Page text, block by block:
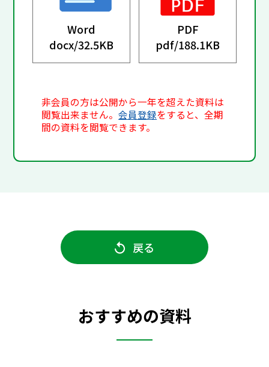
Word
docx/32.5KB
PDF
pdf/188.1KB
非会員の方は公開から一年を超えた資料は
閲覧出来ません。会員登録をすると、全期
間の資料を閲覧できます。
戻る
おすすめの資料